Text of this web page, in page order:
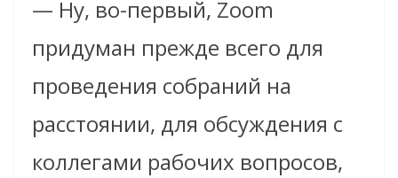
— Ну, во-первый, Zoom
придуман прежде всего для
проведения собраний на
расстоянии, для обсуждения с
коллегами рабочих вопросов,